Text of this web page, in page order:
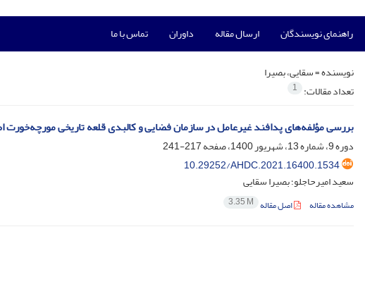
راهنمای نویسندگان ارسال مقاله داوران تماس با ما
نویسنده =سقایی، بصیرا
تعداد مقالات: 1
بررسی مؤلفه‌های پدافند غیرعامل در سازمان فضایی و کالبدی قلعه تاریخی مورچه‌خورت
دوره 9، شماره 13، شهریور 1400، صفحه
217-241
10.29252/AHDC.2021.16400.1534
سعید امیرحاجلو؛ بصیرا سقایی
مشاهده مقاله اصل مقاله 3.35 M